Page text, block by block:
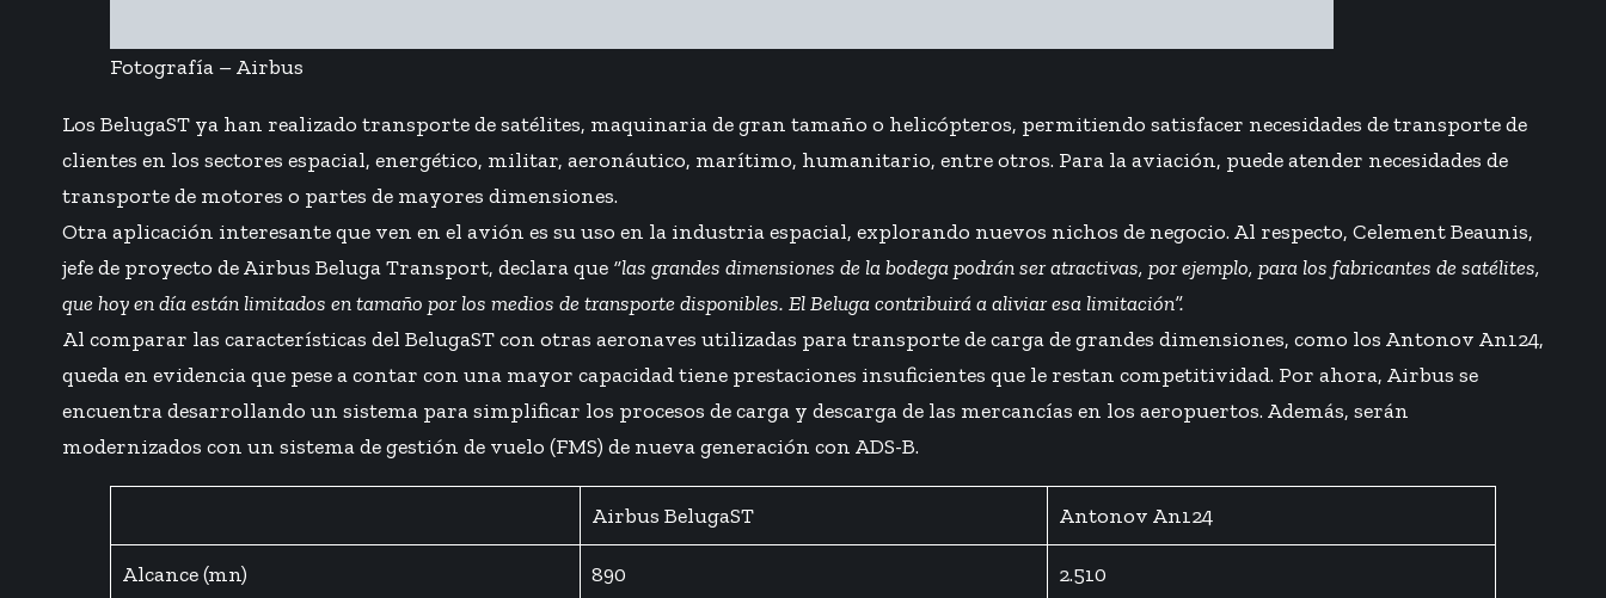
Fotografía – Airbus
Los BelugaST ya han realizado transporte de satélites, maquinaria de gran tamaño o helicópteros, permitiendo satisfacer necesidades de transporte de
clientes en los sectores espacial, energético, militar, aeronáutico, marítimo, humanitario, entre otros. Para la aviación, puede atender necesidades de
transporte de motores o partes de mayores dimensiones.
Otra aplicación interesante que ven en el avión es su uso en la industria espacial, explorando nuevos nichos de negocio. Al respecto, Celement Beaunis,
jefe de proyecto de Airbus Beluga Transport, declara que “las grandes dimensiones de la bodega podrán ser atractivas, por ejemplo, para los fabricantes de satélites,
que hoy en día están limitados en tamaño por los medios de transporte disponibles. El Beluga contribuirá a aliviar esa limitación”.
Al comparar las características del BelugaST con otras aeronaves utilizadas para transporte de carga de grandes dimensiones, como los Antonov An124,
queda en evidencia que pese a contar con una mayor capacidad tiene prestaciones insuficientes que le restan competitividad. Por ahora, Airbus se
encuentra desarrollando un sistema para simplificar los procesos de carga y descarga de las mercancías en los aeropuertos. Además, serán
modernizados con un sistema de gestión de vuelo (FMS) de nueva generación con ADS-B.
Airbus BelugaST Antonov An124
Alcance (mn) 890 2.510